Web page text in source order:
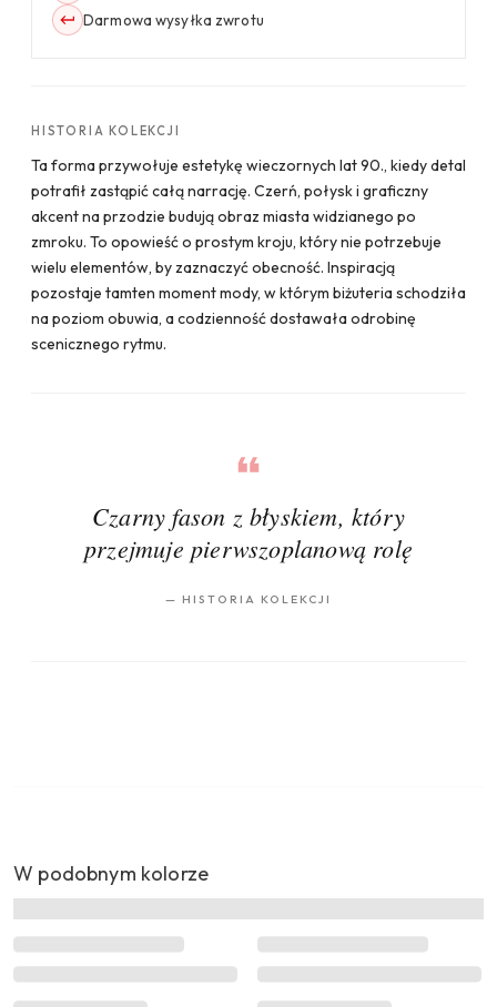
Darmowa wysyłka zwrotu
HISTORIA KOLEKCJI
Ta forma przywołuje estetykę wieczornych lat 90., kiedy detal
potrafił zastąpić całą narrację. Czerń, połysk i graficzny
akcent na przodzie budują obraz miasta widzianego po
zmroku. To opowieść o prostym kroju, który nie potrzebuje
wielu elementów, by zaznaczyć obecność. Inspiracją
pozostaje tamten moment mody, w którym biżuteria schodziła
na poziom obuwia, a codzienność dostawała odrobinę
scenicznego rytmu.
Czarny fason z błyskiem, który
przejmuje pierwszoplanową rolę
— HISTORIA KOLEKCJI
W podobnym kolorze